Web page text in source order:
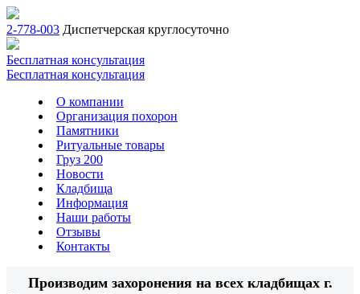
2-778-003 Диспетчерская круглосуточно
Бесплатная консультация
Бесплатная консультация
О компании
Организация похорон
Памятники
Ритуальные товары
Груз 200
Новости
Кладбища
Информация
Наши работы
Отзывы
Контакты
Производим захоронения на всех кладбищах г.